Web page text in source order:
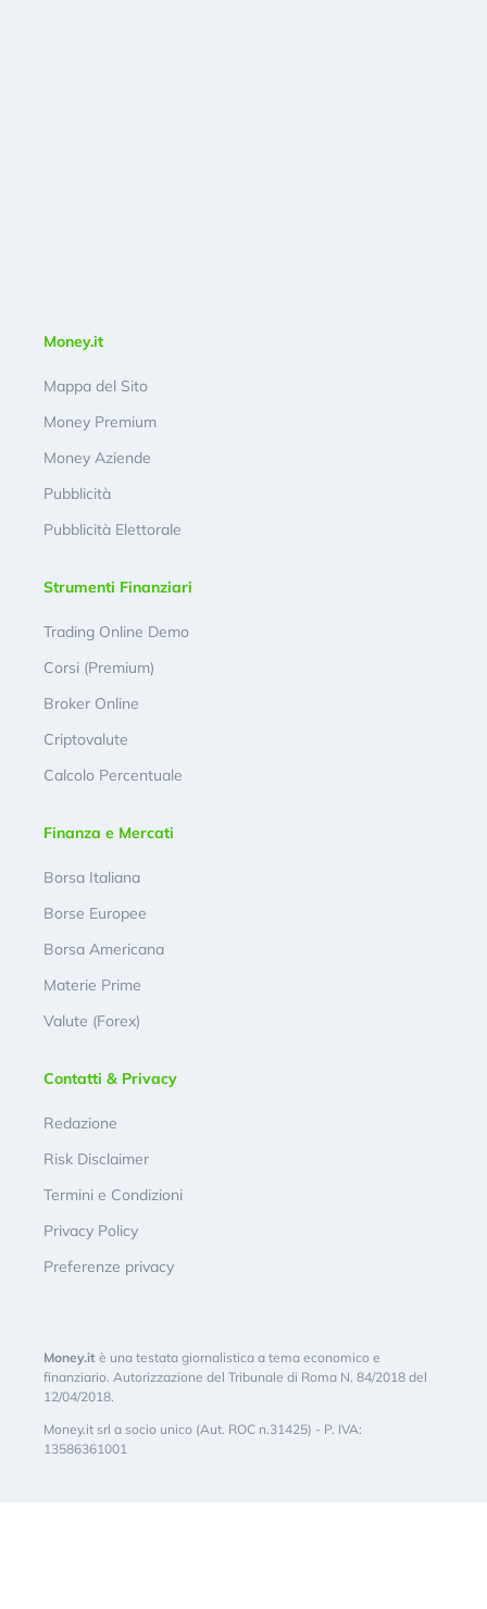
Money.it
Mappa del Sito
Money Premium
Money Aziende
Pubblicità
Pubblicità Elettorale
Strumenti Finanziari
Trading Online Demo
Corsi (Premium)
Broker Online
Criptovalute
Calcolo Percentuale
Finanza e Mercati
Borsa Italiana
Borse Europee
Borsa Americana
Materie Prime
Valute (Forex)
Contatti & Privacy
Redazione
Risk Disclaimer
Termini e Condizioni
Privacy Policy
Preferenze privacy
Money.it è una testata giornalistica a tema economico e
finanziario. Autorizzazione del Tribunale di Roma N. 84/2018 del
12/04/2018.
Money.it srl a socio unico (Aut. ROC n.31425) - P. IVA:
13586361001